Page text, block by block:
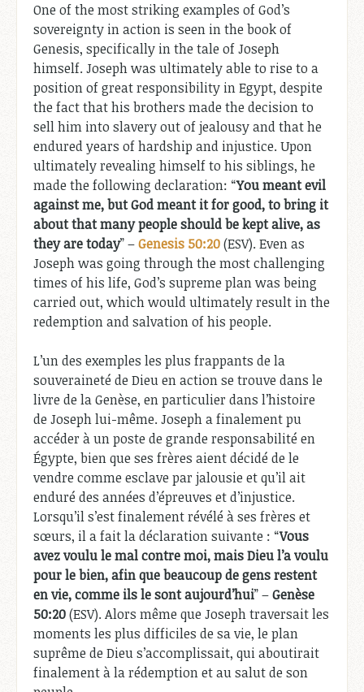
One of the most striking examples of God’s
sovereignty in action is seen in the book of
Genesis, specifically in the tale of Joseph
himself. Joseph was ultimately able to rise to a
position of great responsibility in Egypt, despite
the fact that his brothers made the decision to
sell him into slavery out of jealousy and that he
endured years of hardship and injustice. Upon
ultimately revealing himself to his siblings, he
made the following declaration: “You meant evil
against me, but God meant it for good, to bring it
about that many people should be kept alive, as
they are today” –Genesis 50:20(ESV). Even as
Joseph was going through the most challenging
times of his life, God’s supreme plan was being
carried out, which would ultimately result in the
redemption and salvation of his people.
L’un des exemples les plus frappants de la
souveraineté de Dieu en action se trouve dans le
livre de la Genèse, en particulier dans l’histoire
de Joseph lui-même. Joseph a finalement pu
accéder à un poste de grande responsabilité en
Égypte, bien que ses frères aient décidé de le
vendre comme esclave par jalousie et qu’il ait
enduré des années d’épreuves et d’injustice.
Lorsqu’il s’est finalement révélé à ses frères et
sœurs, il a fait la déclaration suivante : “Vous
avez voulu le mal contre moi, mais Dieu l’a voulu
pour le bien, afin que beaucoup de gens restent
en vie, comme ils le sont aujourd’hui” –Genèse
50:20(ESV). Alors même que Joseph traversait les
moments les plus difficiles de sa vie, le plan
suprême de Dieu s’accomplissait, qui aboutirait
finalement à la rédemption et au salut de son